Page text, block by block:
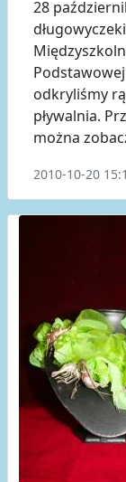
28
odkryliśmy
pływalnia.
można
2010-10-20